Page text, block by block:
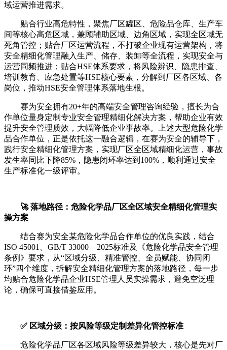
域运营推进需求。
贴合行业高危特性，聚焦厂区罐区、危险品仓库、生产车
间等核心高危区域，兼顾辅助区域、边角区域，实现全区域无
死角管控；贴合厂区运营流程，不打破企业现有运营架构，将
安全精细化管理融入生产、储存、装卸等全流程，实现安全与
运营同频推进；贴合HSE体系要求，将风险辨识、隐患排查、
培训教育、应急处置等HSE核心要素，分解到厂区各区域、各
岗位，推动HSE安全管理体系落地生根。
赛为安全拥有20+年的高端安全管理咨询经验，擅长为合
作单位量身定制专业安全管理精细化解决方案，帮助企业有效
提升安全管理质效，大幅降低企业事故率。上述大型危险化学
品合作单位，正是依托这一融合逻辑，在赛为安全的辅导下，
践行安全精细化管理方案，实现厂区全区域精细化运营，事故
发生率同比下降85%，隐患闭环率达到100%，顺利通过安全
生产标准化一级评审。
🚀 落地路径：危险化学品厂区全区域安全精细化管理实
操方案
结合赛为安全某危险化学品合作单位的优良实践，结合
ISO 45001、GB/T 33000—2025标准及《危险化学品安全管理
条例》要求，从“区域分级、精准管控、全员赋能、协同闭
环”四个维度，拆解安全精细化管理方案的落地路径，每一步
均贴合危险化学品企业HSE管理人员实操需求，避免空泛理
论，确保可直接借鉴应用。
✅ 区域分级：按风险等级定制差异化管控标准
危险化学品厂区各区域风险等级差异较大，核心是先对厂